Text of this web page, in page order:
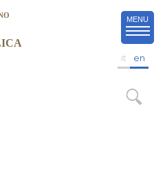
MENU
it en